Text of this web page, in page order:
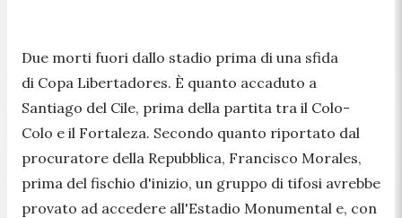
Due morti fuori dallo stadio prima di una sfida
di Copa Libertadores. È quanto accaduto a
Santiago del Cile, prima della partita tra il Colo-
Colo e il Fortaleza. Secondo quanto riportato dal
procuratore della Repubblica, Francisco Morales,
prima del fischio d'inizio, un gruppo di tifosi avrebbe
provato ad accedere all'Estadio Monumental e, con